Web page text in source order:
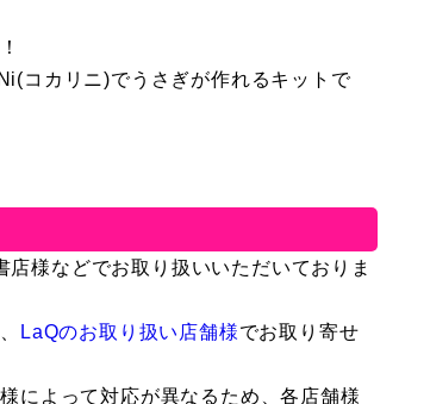
コカリニ)でうさぎが作れるキットで
様などでお取り扱いいただいておりま
LaQのお取り扱い店舗様でお取り寄せ
によって対応が異なるため、各店舗様